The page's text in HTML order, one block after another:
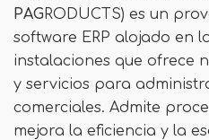
PAGRODUCTS) es un
software ERP alojado en
instalaciones que ofrece
y servicios para
comerciales. Admite
mejora la eficiencia y la